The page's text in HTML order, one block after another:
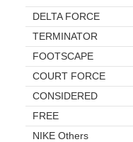
DELTA FORCE
TERMINATOR
FOOTSCAPE
COURT FORCE
CONSIDERED
FREE
NIKE Others